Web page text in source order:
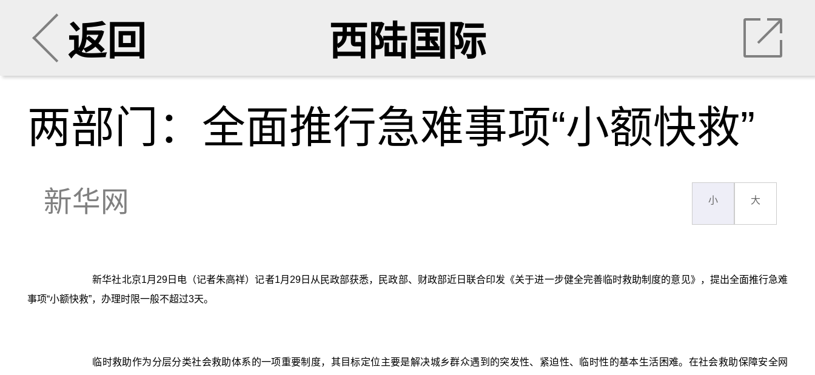
返回 西陆国际
两部门：全面推行急难事项“小额快救”
新华网 小 大
新华社北京1月29日电（记者朱高祥）记者1月29日从民政部获悉，民政部、财政部近日联合印发《关于进一步健全完善临时救助制度的意见》，提出全面推行急难
事项“小额快救”，办理时限一般不超过3天。
临时救助作为分层分类社会救助体系的一项重要制度，其目标定位主要是解决城乡群众遇到的突发性、紧迫性、临时性的基本生活困难。在社会救助保障安全网